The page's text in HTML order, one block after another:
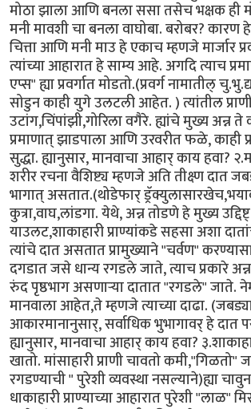
मोठा झाला आणि बनला ससा तसेच भक्षक ही
मनी मावशी चा बनला वाघोबा. बरोबर?
चित्ता आणि मनी माउ हे एकाच म्हणजे मार्जार
त्यांच्या आहारात हे साम्य आहे. अगदि त्याच
एप्स" ह्या प्रवर्गात मोडतो.(प्रवर्ग नामातील्
सोडुन काही युगे उलटली आहेत. ) त्यांतील
उटांग,चिंपांझी,गोरिला वगैरे. ह्यांचे मुख्य अन्न
प्रमाणात् झाडपाला आणि उरवरीत फळे, काही
सुद्धा. ह्यानुसार, मानवाचा आहार् काय हवा?
शरीर रचना वैशिष्ट्य म्हणजे अति तीक्ष्ण दात
भागात् असतात.(थोडेफार्
कुत्रा,वाघ,लांडगा. येथे, अन्न तोडणे हे मुख्य
याउलट,शाकाहारी प्राण्यांकडे सहसा अशा
त्यांचे दात असतात प्रामुख्याने "चर्वण"
दगडात जसे धान्य रगडले जाते, त्याच प्रकारे अन्न
रुंद पृष्ठभाग असणार्‍या दातात "रगडले"
मानवाला आहेत,ते म्हणजे त्याच्या दाढा.
आकारमानानुसार्, सर्वाधिक भुभागावर् हे
ह्यानुसार, मानवाचा आहार् काय हवा?
खातो. मांसाहारी प्राणी चावतो कमी,"गिळतो"
रगडण्याची " पुरेशी व्यवस्था नसल्याने)ह्या
धाकाहारी प्राण्याच्या आहारात पुरेशी "लाळ"